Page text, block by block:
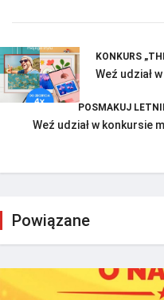
KONKURS
Weź udział
POSMAKUJ
Weź udział w konkursie
Powiązane